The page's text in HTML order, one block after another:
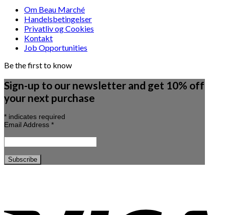
Om Beau Marché
Handelsbetingelser
Privatliv og Cookies
Kontakt
Job Opportunities
Be the first to know
Sign-up to our newsletter and get 10% off
your next purchase
* indicates required
Email Address *